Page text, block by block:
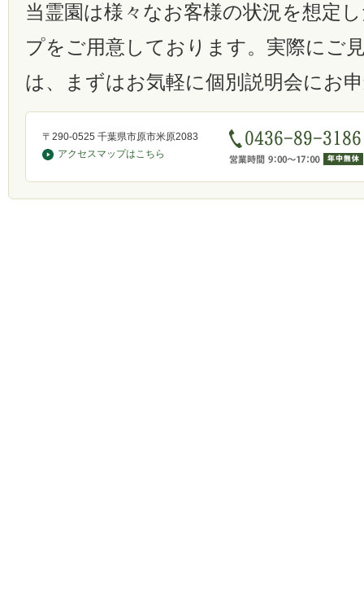
当霊園は様々なお客様の状況を想定
プをご用意しております。実際にご
は、まずはお気軽に個別説明会にお
〒290-0525 千葉県市原市米原2083
アクセスマップはこちら